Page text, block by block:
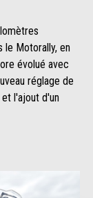
le Motorally, en
évolué avec
réglage de
l'ajout d'un